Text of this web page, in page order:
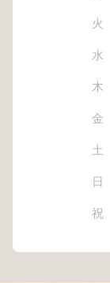
火
水
木
金
土
日
祝